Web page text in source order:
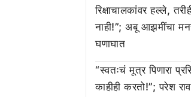
रिक्षाचालकांवर हल्ले,
नाही!”; अबू आझमींचा
घणाघात
“स्वतःचं मूत्र पिणारा
काहीही करतो!”; परेश